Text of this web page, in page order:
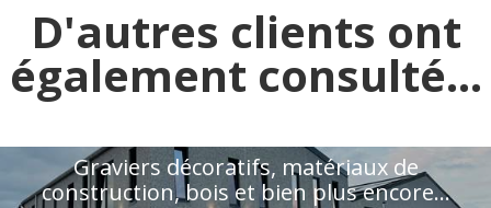
D'autres clients ont
également consulté...
Graviers décoratifs, matériaux de
construction, bois et bien plus encore...